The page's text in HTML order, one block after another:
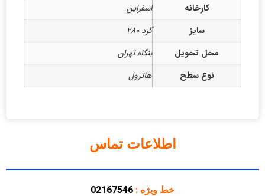
کارخانه
اسفراین
سایز
گرد 280
محل تحویل
بنگاه تهران
نوع سطح
هاترول
اطلاعات تماس
خط ویژه : 02167546